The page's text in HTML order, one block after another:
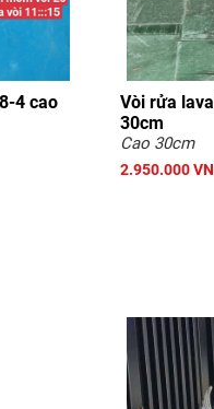
4 cao
Vòi rửa
30cm
Cao 30cm
2.950.000